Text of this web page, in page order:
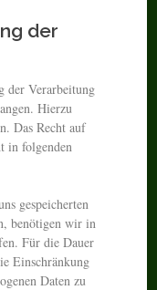
der
der Verarbeitung
Hierzu
Das Recht auf
in folgenden
gespeicherten
benötigen wir in
Für die Dauer
Einschränkung
Daten zu